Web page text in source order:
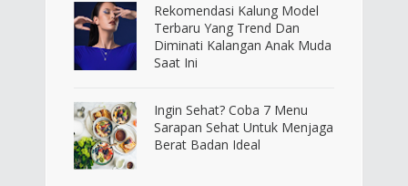
Rekomendasi Kalung Model
Terbaru Yang Trend Dan
Diminati Kalangan Anak Muda
Saat Ini
Ingin Sehat? Coba 7 Menu
Sarapan Sehat Untuk Menjaga
Berat Badan Ideal